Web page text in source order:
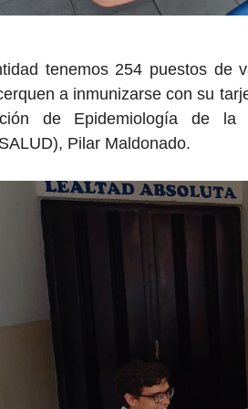
tenemos 254 puestos de
a inmunizarse con su
de Epidemiología de
Pilar Maldonado.